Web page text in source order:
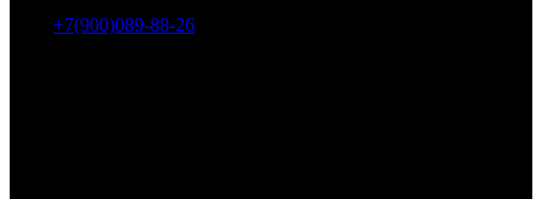
+7(900)089-88-26